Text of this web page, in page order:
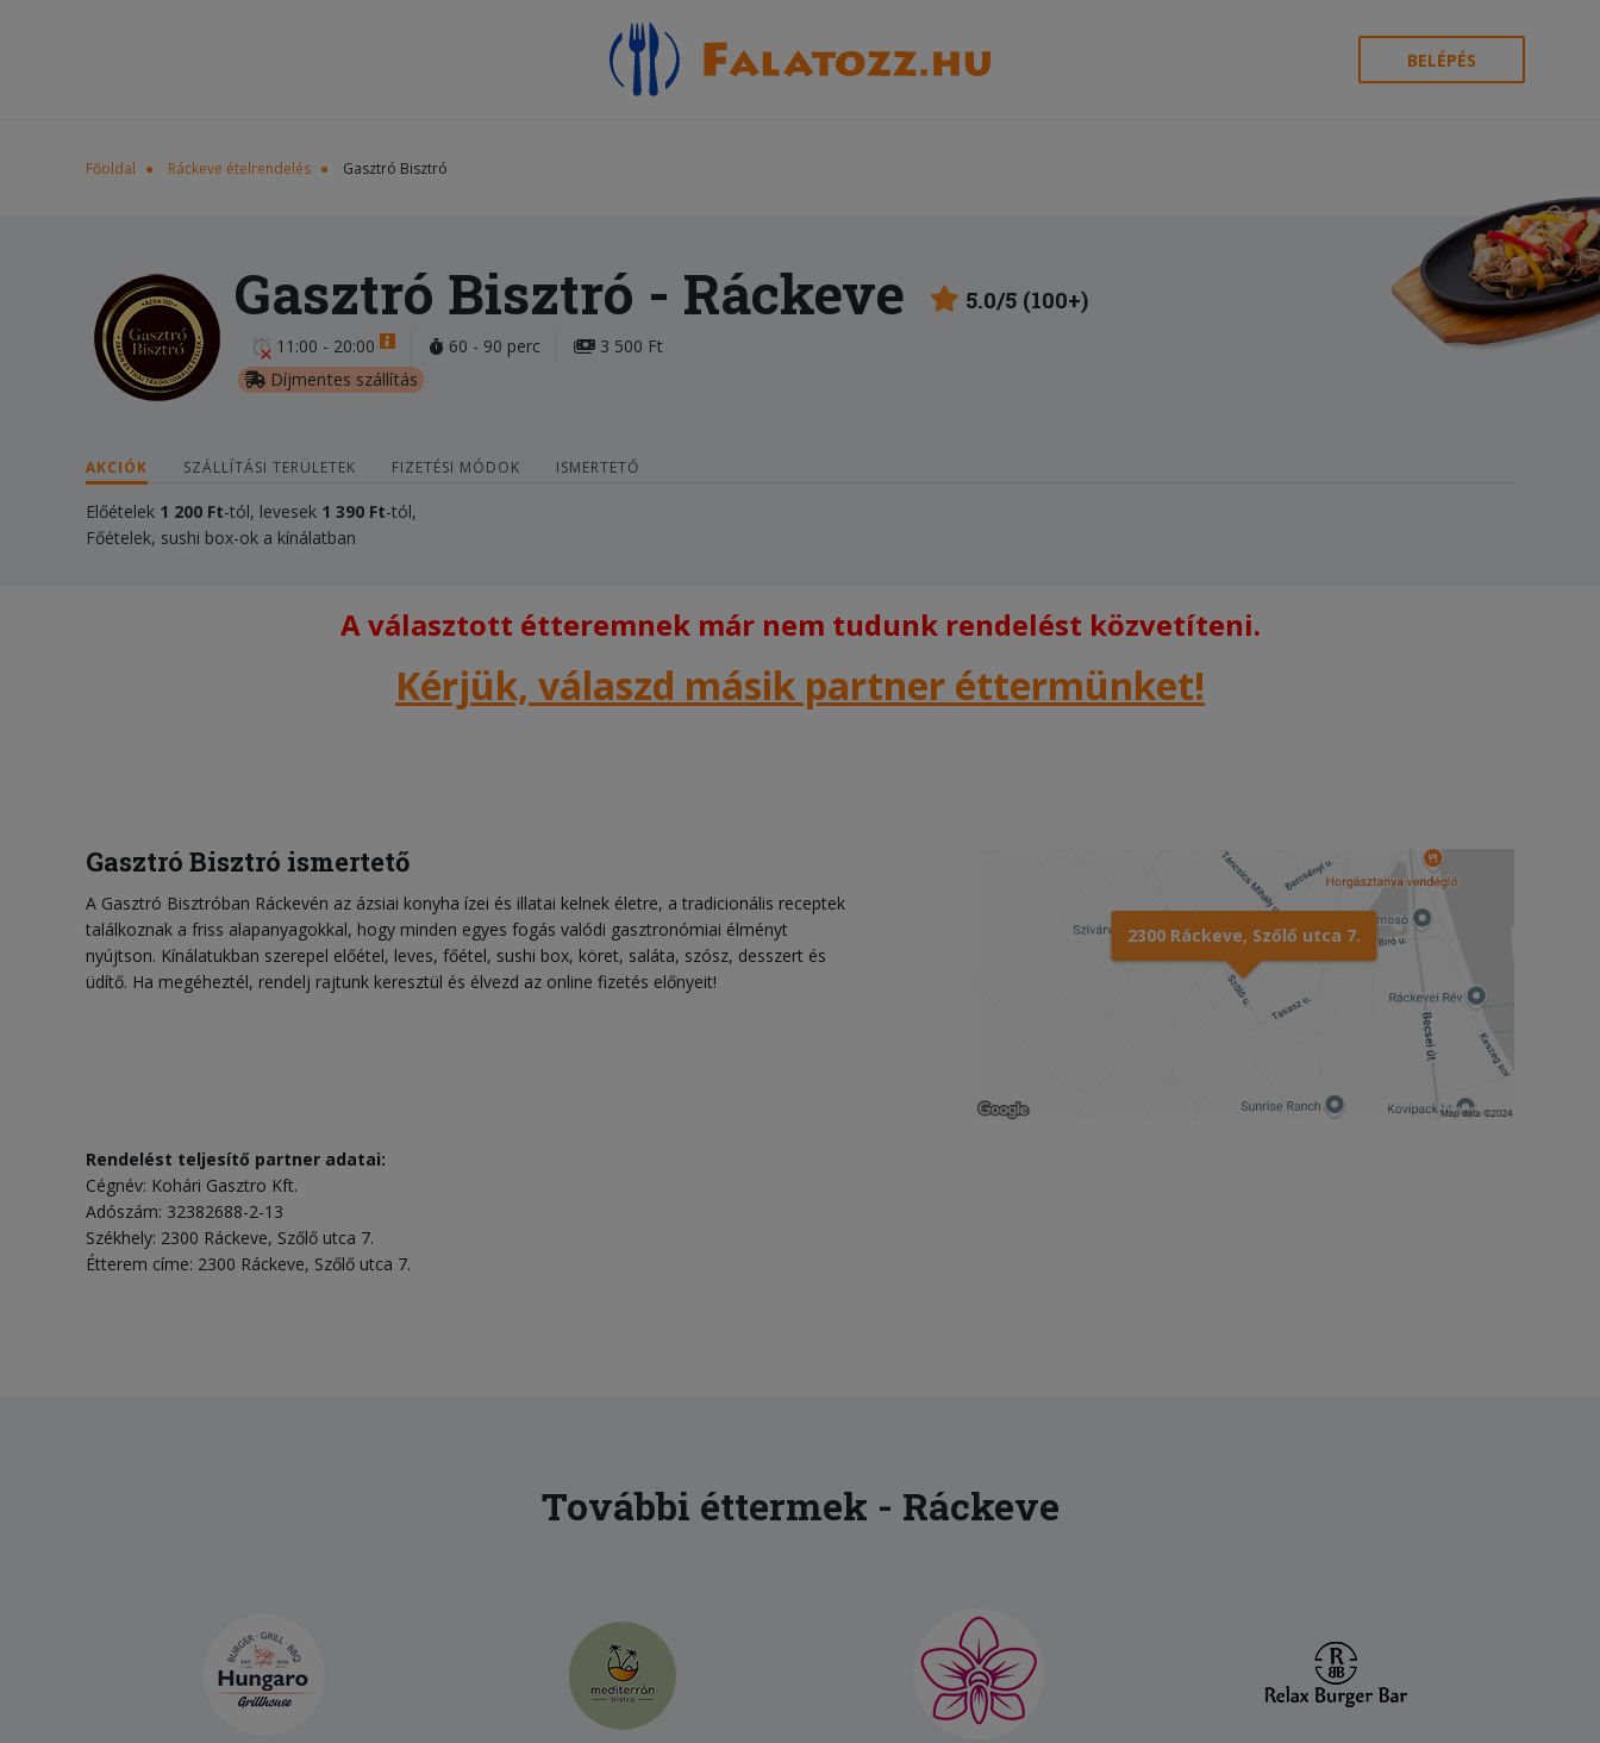
BELÉPÉS
Főoldal Ráckeve ételrendelés Gasztró Bisztró
Gasztró Bisztró - Ráckeve 5.0/5 (100+)
11:00 - 20:00 60 - 90 perc
3 500 Ft
Díjmentes szállítás
AKCIÓK SZÁLLÍTÁSI TERÜLETEK FIZETÉSI MÓDOK ISMERTETŐ
Előételek 1 200 Ft-tól, levesek 1 390 Ft-tól,
Főételek, sushi box-ok a kínálatban
A választott étteremnek már nem tudunk rendelést közvetíteni.
Kérjük, válaszd másik partner éttermünket!
Gasztró Bisztró ismertető
A Gasztró Bisztróban Ráckevén az ázsiai konyha ízei és illatai kelnek életre, a tradicionális receptek
találkoznak a friss alapanyagokkal, hogy minden egyes fogás valódi gasztronómiai élményt
nyújtson. Kínálatukban szerepel előétel, leves, főétel, sushi box, köret, saláta, szósz, desszert és
üdítő. Ha megéheztél, rendelj rajtunk keresztül és élvezd az online fizetés előnyeit!
2300 Ráckeve, Szőlő utca 7.
Rendelést teljesítő partner adatai:
Cégnév: Kohári Gasztro Kft.
Adószám: 32382688-2-13
Székhely: 2300 Ráckeve, Szőlő utca 7.
Étterem címe: 2300 Ráckeve, Szőlő utca 7.
További éttermek - Ráckeve